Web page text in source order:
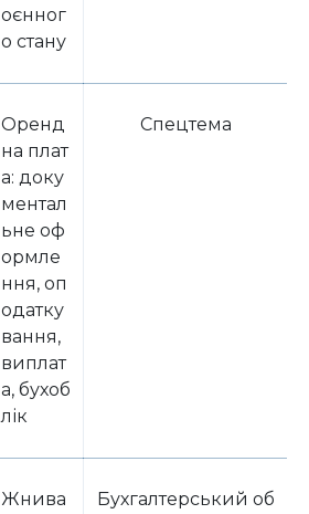
оєнног
о стану
Оренд
на плат
а: доку
ментал
ьне оф
ормле
ння, оп
одатку
вання,
виплат
а, бухоб
лік
Спецтема
Жнива
Бухгалтерський об